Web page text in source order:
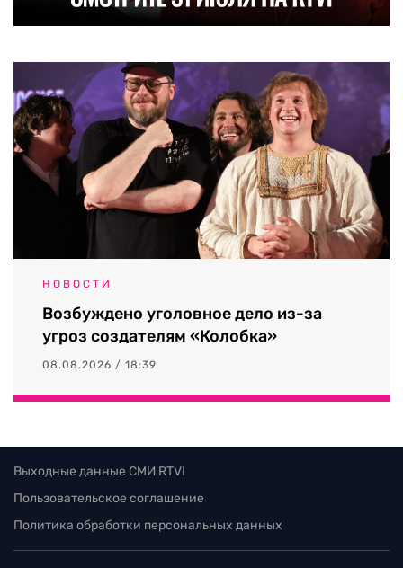
НОВОСТИ
Возбуждено уголовное дело из-за
угроз создателям «Колобка»
08.08.2026 / 18:39
Выходные данные СМИ RTVI
Пользовательское соглашение
Политика обработки персональных данных